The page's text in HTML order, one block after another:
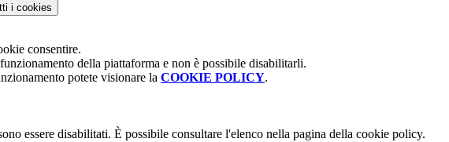
i cookies
consentire.
della piattaforma e non è possibile disabilitarli.
potete visionare la COOKIE POLICY.
essere disabilitati. È possibile consultare l'elenco nella pagina della cookie policy.